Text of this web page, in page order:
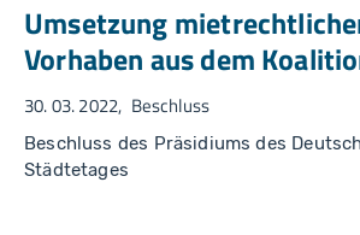
Umsetzung
Vorhaben aus dem
30. 03. 2022 Beschluss
Beschluss des Präsidiums des
Städtetages